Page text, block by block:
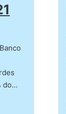
do…